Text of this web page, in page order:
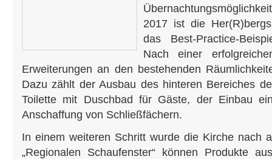
2017 ist die
das Best-Practice-
Nach einer
Erweiterungen an den bestehenden
Dazu zählt der Ausbau des hinteren Bereiches
Toilette mit Duschbad für Gäste, der Einbau
Anschaffung von Schließfächern.
In einem weiteren Schritt wurde die Kirche nach
„Regionalen Schaufenster“ können Produkte